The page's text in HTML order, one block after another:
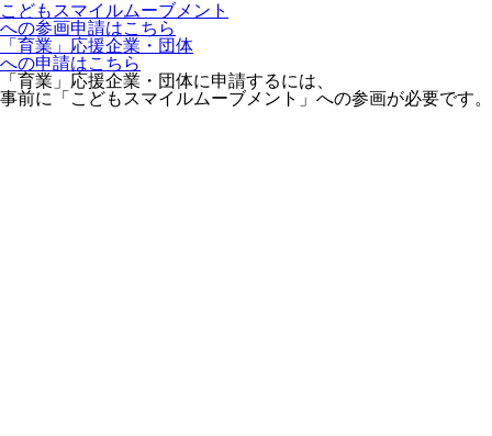
こどもスマイルムーブメント
への参画申請はこちら
「育業」応援企業・団体
への申請はこちら
「育業」応援企業・団体に申請するには、
事前に「こどもスマイルムーブメント」への参画が必要です。